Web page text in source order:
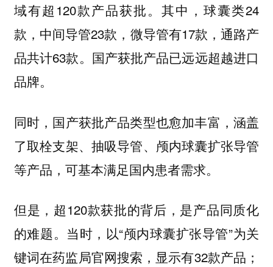
域有超120款产品获批。其中，球囊类24
款，中间导管23款，微导管有17款，通路产
品共计63款。国产获批产品已远远超越进口
品牌。
同时，国产获批产品类型也愈加丰富，涵盖
了取栓支架、抽吸导管、颅内球囊扩张导管
等产品，可基本满足国内患者需求。
但是，超120款获批的背后，是产品同质化
的难题。当时，以“颅内球囊扩张导管”为关
键词在药监局官网搜索，显示有32款产品；